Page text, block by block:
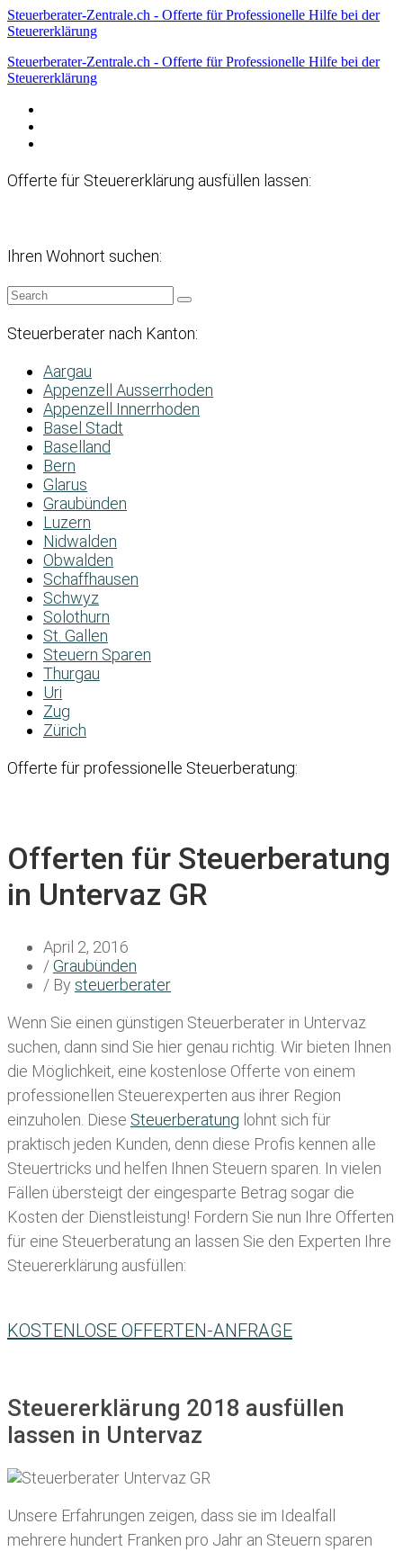
Steuerberater-Zentrale.ch - Offerte für Professionelle Hilfe bei der
Steuererklärung
Steuerberater-Zentrale.ch - Offerte für Professionelle Hilfe bei der
Steuererklärung
Offerte für Steuererklärung ausfüllen lassen:
Ihren Wohnort suchen:
Steuerberater nach Kanton:
Aargau
Appenzell Ausserrhoden
Appenzell Innerrhoden
Basel Stadt
Baselland
Bern
Glarus
Graubünden
Luzern
Nidwalden
Obwalden
Schaffhausen
Schwyz
Solothurn
St. Gallen
Steuern Sparen
Thurgau
Uri
Zug
Zürich
Offerte für professionelle Steuerberatung:
Offerten für Steuerberatung
in Untervaz GR
April 2, 2016
/Graubünden
/ By steuerberater
Wenn Sie einen günstigen Steuerberater in Untervaz
suchen, dann sind Sie hier genau richtig. Wir bieten Ihnen
die Möglichkeit, eine kostenlose Offerte von einem
professionellen Steuerexperten aus ihrer Region
einzuholen. Diese Steuerberatung lohnt sich für
praktisch jeden Kunden, denn diese Profis kennen alle
Steuertricks und helfen Ihnen Steuern sparen. In vielen
Fällen übersteigt der eingesparte Betrag sogar die
Kosten der Dienstleistung! Fordern Sie nun Ihre Offerten
für eine Steuerberatung an lassen Sie den Experten Ihre
Steuererklärung ausfüllen:
KOSTENLOSE OFFERTEN-ANFRAGE
Steuererklärung 2018 ausfüllen
lassen in Untervaz
Unsere Erfahrungen zeigen, dass sie im Idealfall
mehrere hundert Franken pro Jahr an Steuern sparen